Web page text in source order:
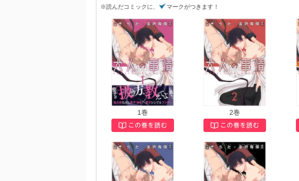
※読んだコミックに、 マークがつきます！
1巻 2巻